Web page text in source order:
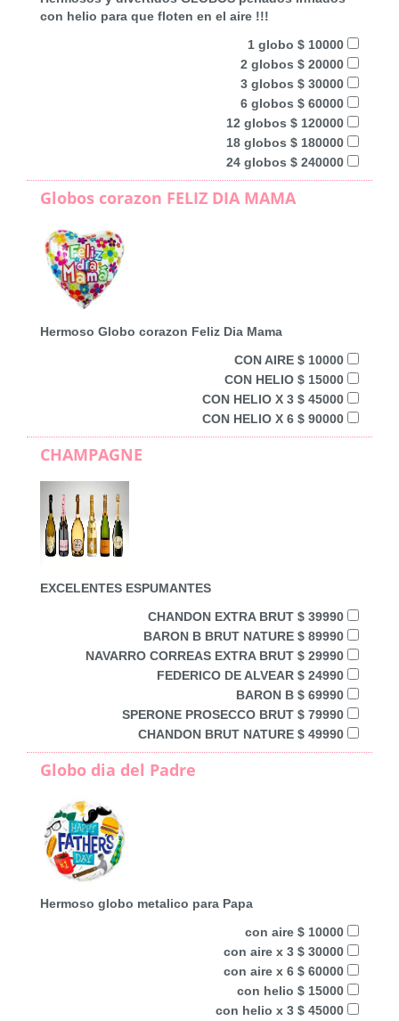
con helio para que floten en el aire !!!
1 globo $ 10000
2 globos $ 20000
3 globos $ 30000
6 globos $ 60000
12 globos $ 120000
18 globos $ 180000
24 globos $ 240000
Globos corazon FELIZ DIA MAMA
Hermoso Globo corazon Feliz Dia Mama
CON AIRE $ 10000
CON HELIO $ 15000
CON HELIO X 3 $ 45000
CON HELIO X 6 $ 90000
CHAMPAGNE
EXCELENTES ESPUMANTES
CHANDON EXTRA BRUT $ 39990
BARON B BRUT NATURE $ 89990
NAVARRO CORREAS EXTRA BRUT $ 29990
FEDERICO DE ALVEAR $ 24990
BARON B $ 69990
SPERONE PROSECCO BRUT $ 79990
CHANDON BRUT NATURE $ 49990
Globo dia del Padre
Hermoso globo metalico para Papa
con aire $ 10000
con aire x 3 $ 30000
con aire x 6 $ 60000
con helio $ 15000
con helio x 3 $ 45000